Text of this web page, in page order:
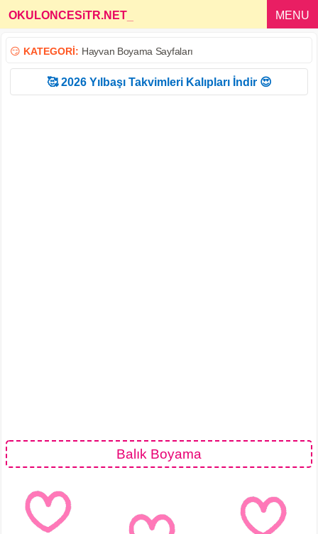
OKULONCESiTR.NET MENU
😏 KATEGORİ: Hayvan Boyama Sayfaları
🥰 2026 Yılbaşı Takvimleri Kalıpları İndir 😍
Balık Boyama